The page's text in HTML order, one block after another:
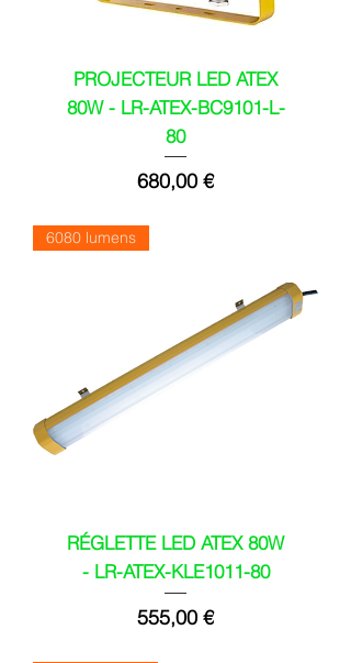
PROJECTEUR LED ATEX
80W - LR-ATEX-BC9101-L-
80
Prix
680,00 €
6080 lumens
RÉGLETTE LED ATEX 80W
- LR-ATEX-KLE1011-80
Prix
555,00 €